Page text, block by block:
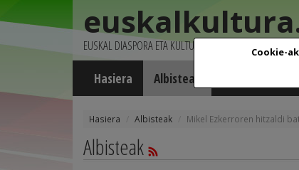
Cookie-
EUSKAL DIASPORA ETA KULTURA
Hasiera Albisteak
Hasiera Albisteak Mikel Ezkerroren hitzaldi
Albisteak